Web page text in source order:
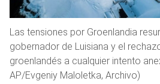
Las tensiones por Groenlandia
gobernador de Luisiana y el
groenlandés a cualquier intento
AP/Evgeniy Maloletka, Archivo)